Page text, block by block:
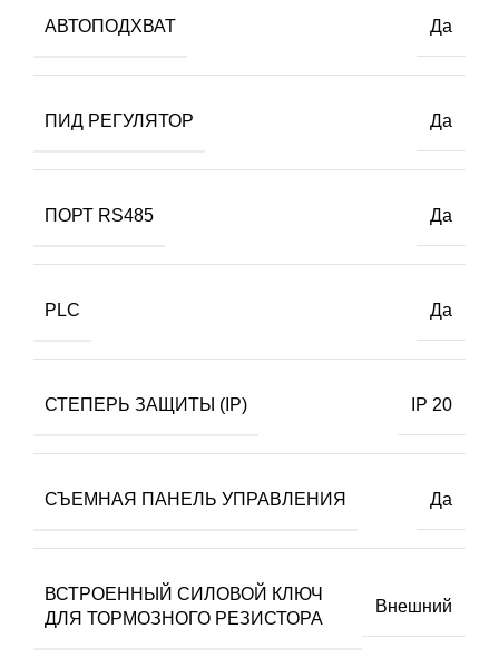
АВТОПОДХВАТ Да
ПИД РЕГУЛЯТОР Да
ПОРТ RS485 Да
PLC Да
СТЕПЕРЬ ЗАЩИТЫ (IP) IP 20
СЪЕМНАЯ ПАНЕЛЬ УПРАВЛЕНИЯ Да
ВСТРОЕННЫЙ СИЛОВОЙ КЛЮЧ
ДЛЯ ТОРМОЗНОГО РЕЗИСТОРА
Внешний